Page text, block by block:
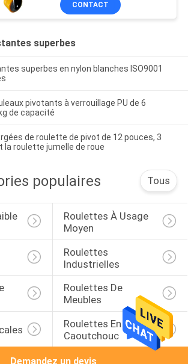
CONTACT
superbes
superbes en nylon blanches ISO9001
pivotants à verrouillage PU de 6
de capacité
de roulette de pivot de 12 pouces, 3
la roulette jumelle de roue
populaires Tous
Roulettes À Usage
Moyen
Roulettes
Industrielles
Roulettes De
Meubles
Roulettes En
Caoutchouc
Demandez un devis